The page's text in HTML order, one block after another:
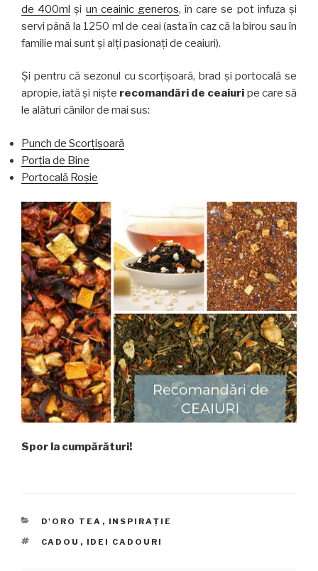
de 400ml și un ceainic generos, în care se pot infuza și
servi până la 1250 ml de ceai (asta în caz că la birou sau în
familie mai sunt și alți pasionați de ceaiuri).
Și pentru că sezonul cu scorțișoară, brad și portocală se
apropie, iată și niște recomandări de ceaiuri pe care să
le alături cănilor de mai sus:
Punch de Scorțișoară
Porția de Bine
Portocală Roșie
Spor la cumpărături!
CATEGORII
D'ORO TEA , INSPIRAȚIE
ETICHETE
CADOU , IDEI CADOURI